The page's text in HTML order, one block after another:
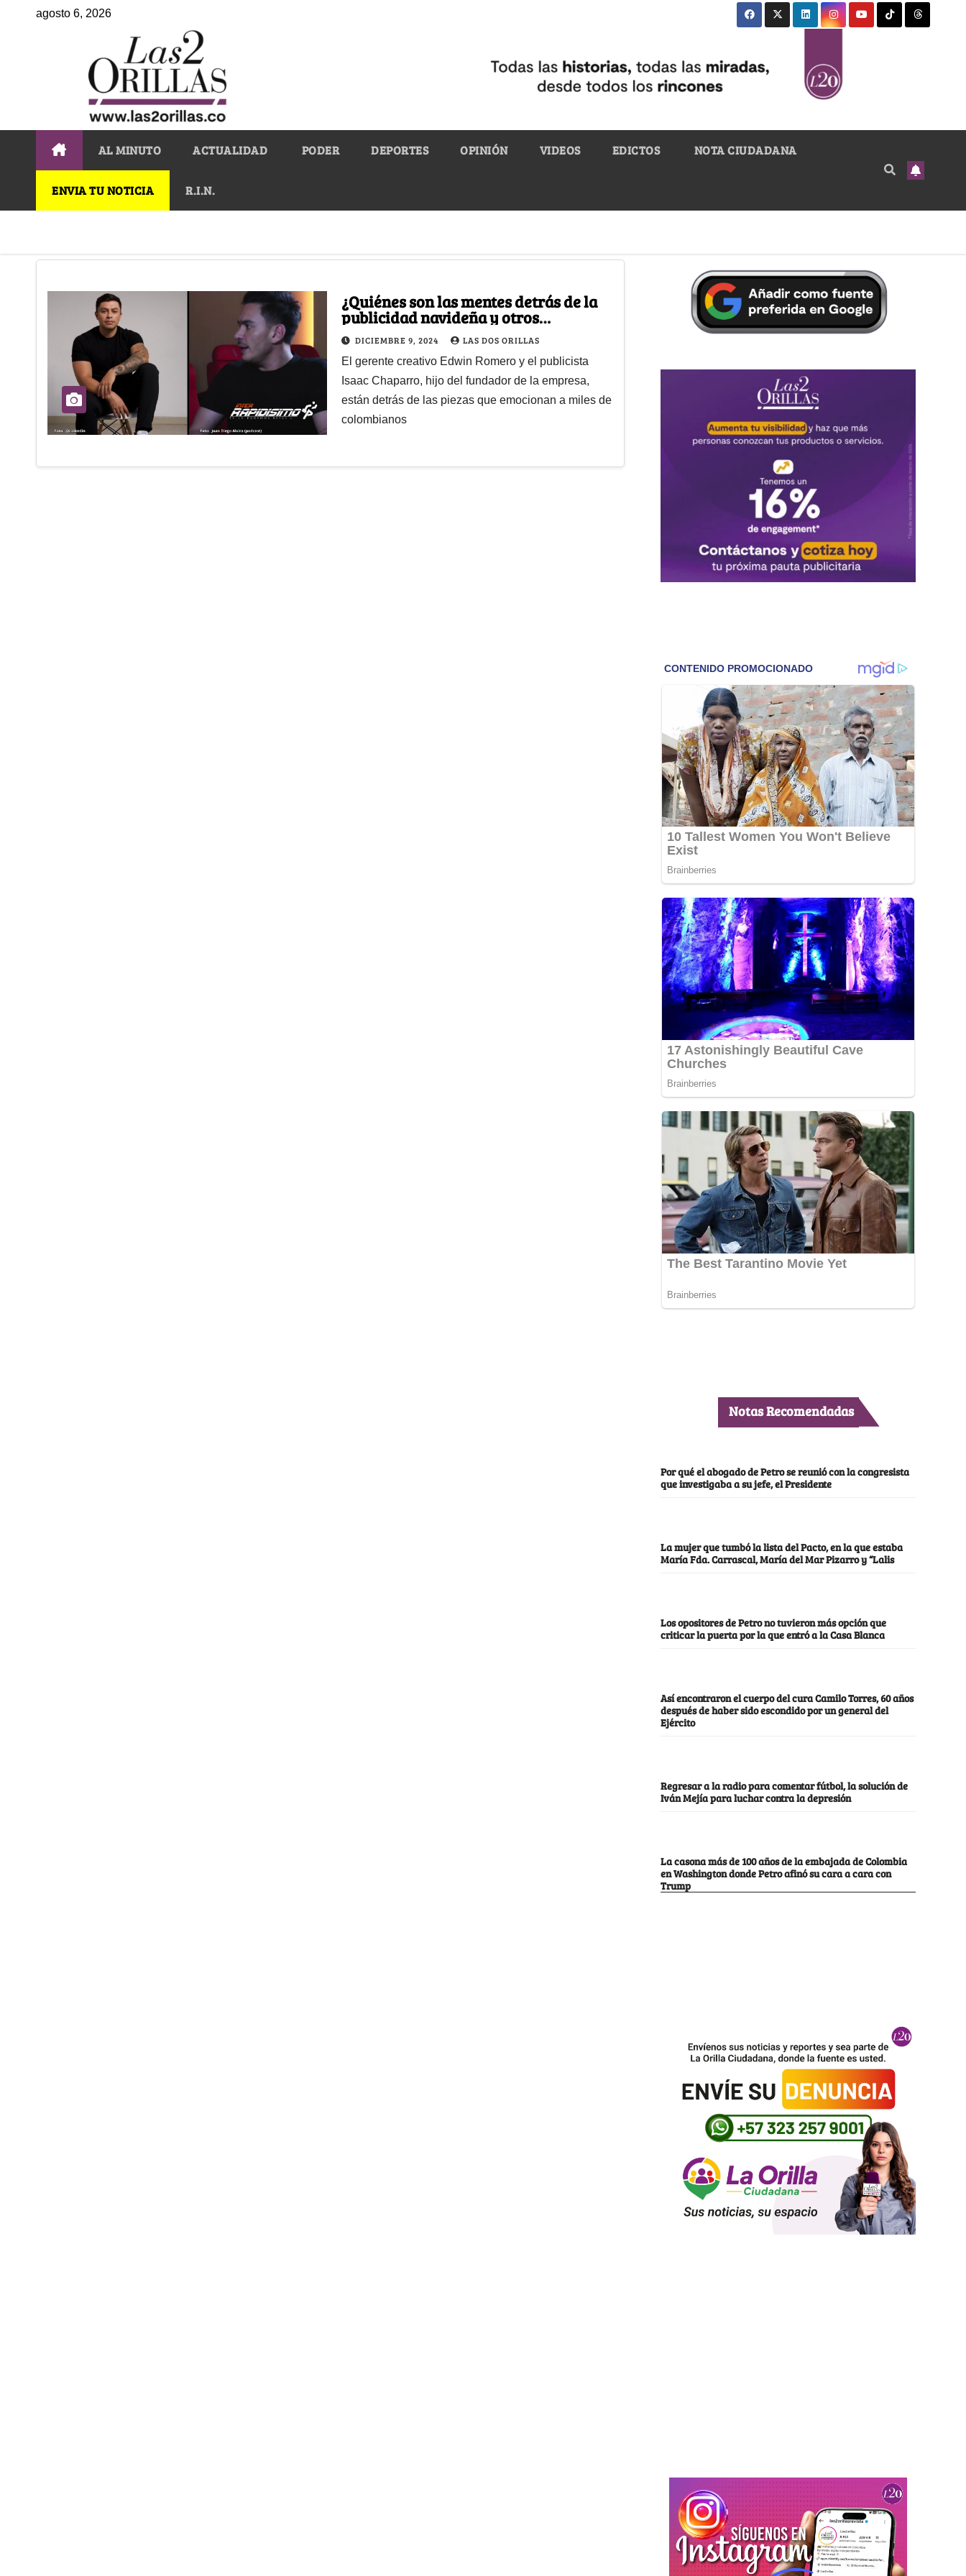
agosto 6, 2026
AL MINUTO ACTUALIDAD PODER DEPORTES OPINIÓN VIDEOS EDICTOS NOTA CIUDADANA
ENVIA TU NOTICIA R.I.N.
¿Quiénes son las mentes detrás de la
publicidad navideña y otros
comerciales de Interrapidísimo?
DICIEMBRE 9, 2024 LAS DOS ORILLAS
El gerente creativo Edwin Romero y el publicista
Isaac Chaparro, hijo del fundador de la empresa,
están detrás de las piezas que emocionan a miles de
colombianos
Notas Recomendadas
Por qué el abogado de Petro se reunió con la congresista
que investigaba a su jefe, el Presidente
La mujer que tumbó la lista del Pacto, en la que estaba
María Fda. Carrascal, María del Mar Pizarro y “Lalis
Los opositores de Petro no tuvieron más opción que
criticar la puerta por la que entró a la Casa Blanca
Así encontraron el cuerpo del cura Camilo Torres, 60 años
después de haber sido escondido por un general del
Ejército
Regresar a la radio para comentar fútbol, la solución de
Iván Mejía para luchar contra la depresión
La casona más de 100 años de la embajada de Colombia
en Washington donde Petro afinó su cara a cara con
Trump